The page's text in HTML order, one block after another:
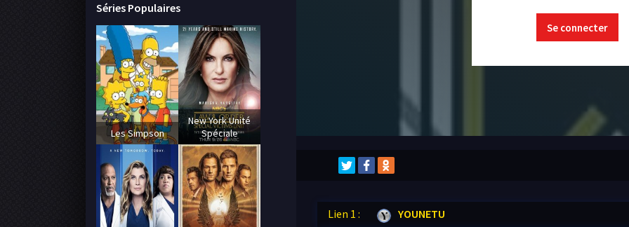
Se connecter
Lien 1 : YOUNETU
Séries Populaires
Les Simpson
New York Unité
Spéciale